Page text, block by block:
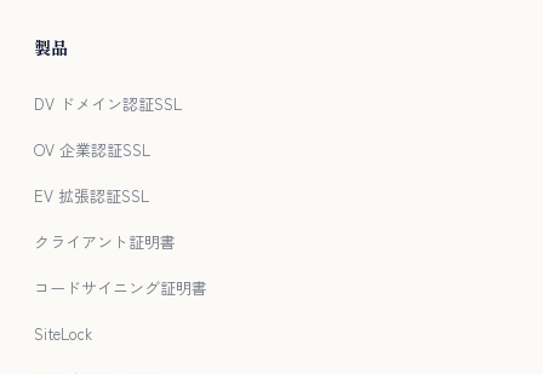
製品
DV ドメイン認証SSL
OV 企業認証SSL
EV 拡張認証SSL
クライアント証明書
コードサイニング証明書
SiteLock